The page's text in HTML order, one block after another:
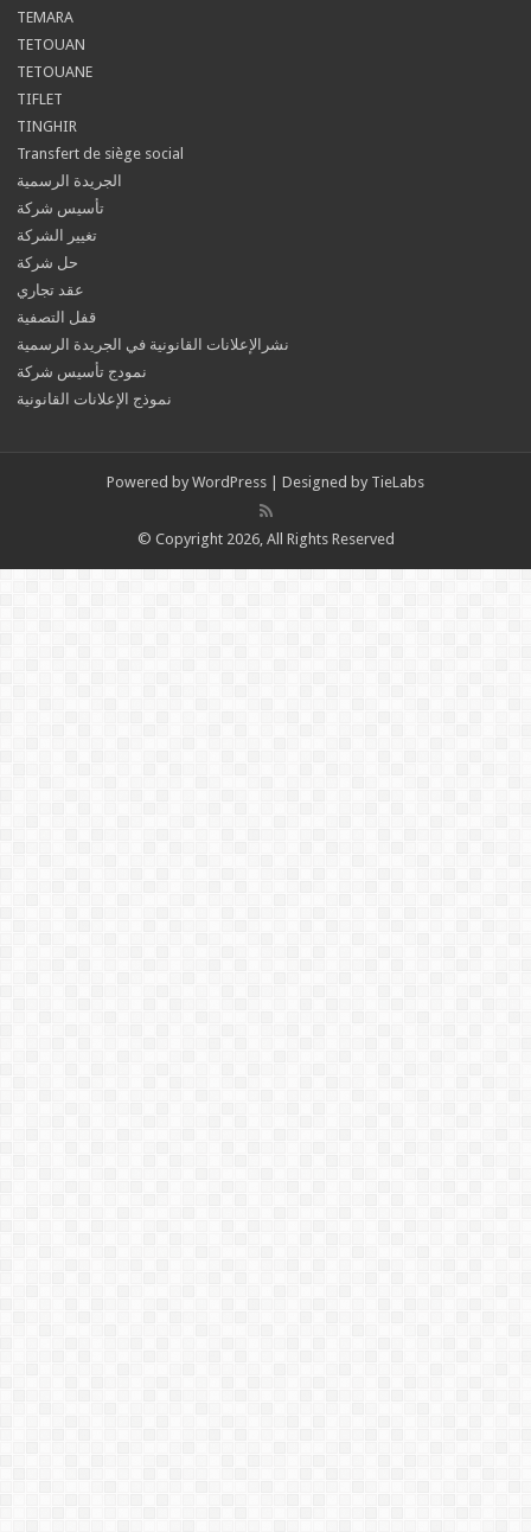
TEMARA
TETOUAN
TETOUANE
TIFLET
TINGHIR
Transfert de siège social
الجريدة الرسمية
تأسيس شركة
تغيير الشركة
حل شركة
عقد تجاري
قفل التصفية
نشرالإعلانات القانونية في الجريدة الرسمية
نمودج تأسيس شركة
نموذج الإعلانات القانونية
Powered by WordPress | Designed by TieLabs
© Copyright 2026, All Rights Reserved